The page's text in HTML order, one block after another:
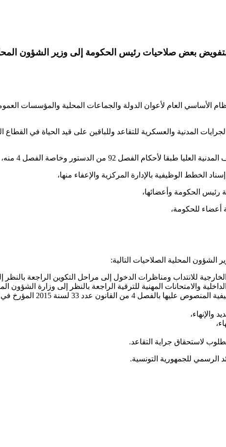
1983 المؤرخ في 12 ديسمبر 1983 المتعلق بضبط النظام الأساسي العام لأعوان الدولة والجماعات
المؤرخ في 5 مارس 1985 المتعلق بضبط نظام الجرايات المدنية والعسكرية للتقاعد وللباقين على
للانتداب ومناظرات الدخول إلى مراحل التكوين الراجعة بالنظر
والامتحانات المهنية للترقية الراجعة بالنظر إلى وزارة الشؤون
والإنهاء،
لاستحقاق جراية التقاعد.
الرسمي للجمهورية التونسية.